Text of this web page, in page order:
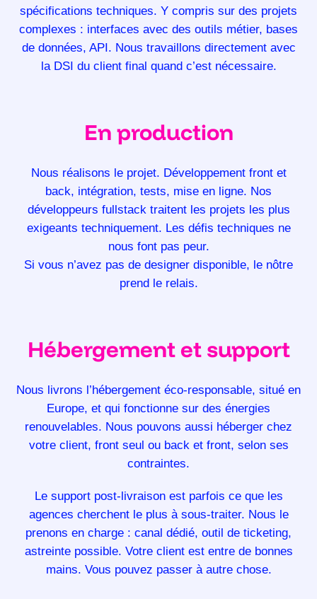
spécifications techniques. Y compris sur des projets
complexes : interfaces avec des outils métier, bases
de données, API. Nous travaillons directement avec
la DSI du client final quand c’est nécessaire.
En production
Nous réalisons le projet. Développement front et
back, intégration, tests, mise en ligne. Nos
développeurs fullstack traitent les projets les plus
exigeants techniquement. Les défis techniques ne
nous font pas peur.
Si vous n’avez pas de designer disponible, le nôtre
prend le relais.
Hébergement et support
Nous livrons l’hébergement éco-responsable, situé en
Europe, et qui fonctionne sur des énergies
renouvelables. Nous pouvons aussi héberger chez
votre client, front seul ou back et front, selon ses
contraintes.
Le support post-livraison est parfois ce que les
agences cherchent le plus à sous-traiter. Nous le
prenons en charge : canal dédié, outil de ticketing,
astreinte possible. Votre client est entre de bonnes
mains. Vous pouvez passer à autre chose.